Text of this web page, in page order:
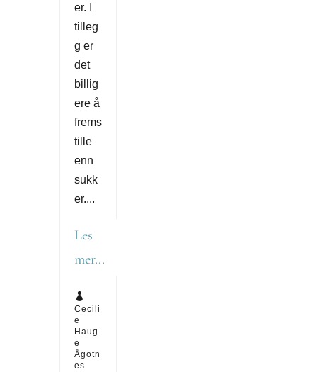
er. I
tilleg
g er
det
billig
ere å
frems
tille
enn
sukk
er....
Les
mer...

Cecili
e
Haug
e
Ågotn
es